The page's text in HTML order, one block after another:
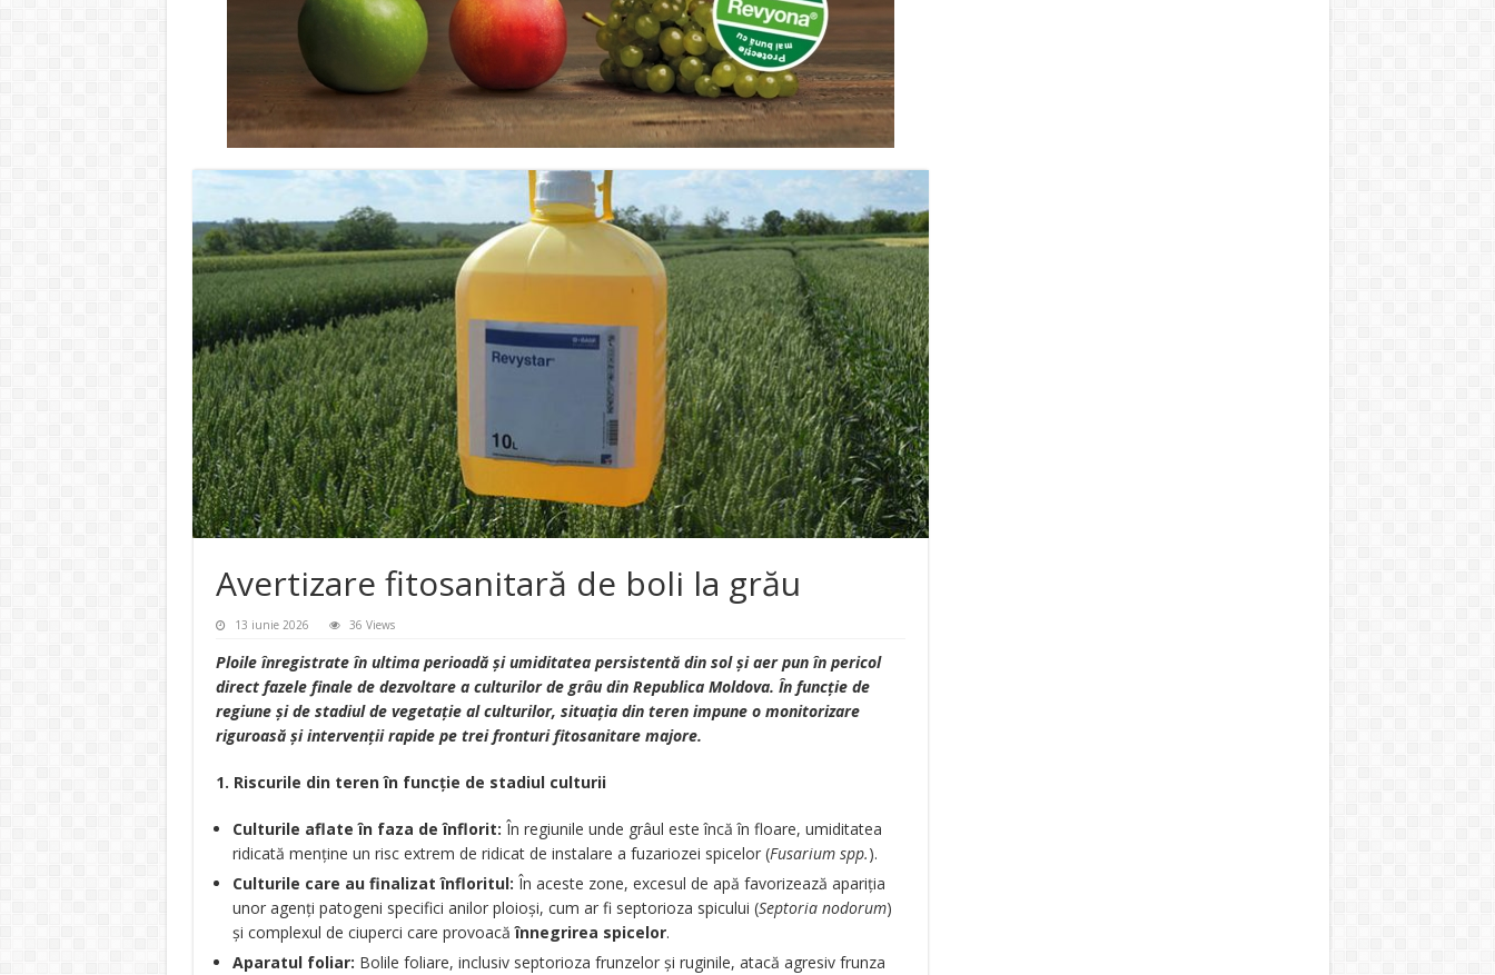
Avertizare fitosanitară de boli la grău
13 iunie 2026 36 Views
Ploile înregistrate în ultima perioadă și umiditatea persistentă din sol și aer pun în pericol
direct fazele finale de dezvoltare a culturilor de grâu din Republica Moldova. În funcție de
regiune și de stadiul de vegetație al culturilor, situația din teren impune o monitorizare
riguroasă și intervenții rapide pe trei fronturi fitosanitare majore.
1. Riscurile din teren în funcție de stadiul culturii
Culturile aflate în faza de înflorit: În regiunile unde grâul este încă în floare, umiditatea
ridicată menține un risc extrem de ridicat de instalare a fuzariozei spicelor (Fusarium spp.).
Culturile care au finalizat înfloritul: În aceste zone, excesul de apă favorizează apariția
unor agenți patogeni specifici anilor ploioși, cum ar fi septorioza spicului (Septoria nodorum)
și complexul de ciuperci care provoacăînnegrirea spicelor.
Aparatul foliar: Bolile foliare, inclusiv septorioza frunzelor și ruginile, atacă agresiv frunza